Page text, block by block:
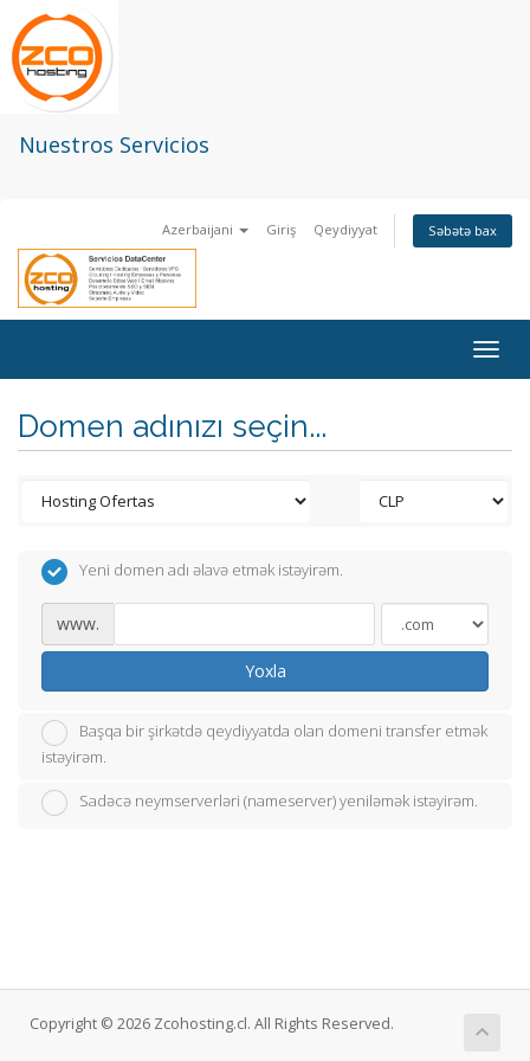
Nuestros Servicios
Azerbaijani Giriş Qeydiyyat Səbətə bax
Domen adınızı seçin...
Yeni domen adı əlavə etmək istəyirəm.
www.
Yoxla
Başqa bir şirkətdə qeydiyyatda olan domeni transfer etmək
istəyirəm.
Sadəcə neymserverləri (nameserver) yeniləmək istəyirəm.
Copyright © 2026 Zcohosting.cl. All Rights Reserved.